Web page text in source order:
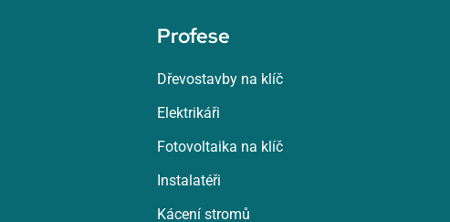
Profese
Dřevostavby na klíč
Elektrikáři
Fotovoltaika na klíč
Instalatéři
Kácení stromů